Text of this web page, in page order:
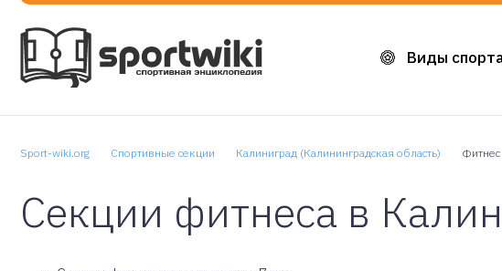
Виды
Sport-wiki.org Спортивные секции Калиниград (Калининградская область) Фитнес
Секции фитнеса в